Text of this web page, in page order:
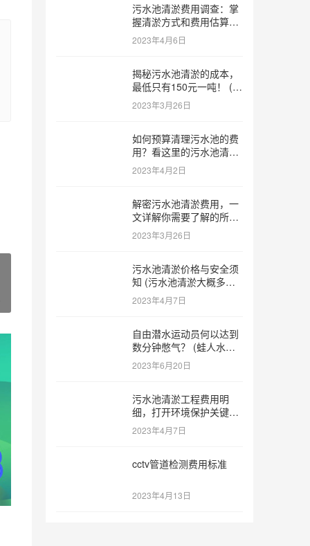
污水池清淤费用调查：掌
握清淤方式和费用估算技
巧 (污水池清淤多少钱一
方米)
2023年4月6日
揭秘污水池清淤的成本，
最低只有150元一吨！ (污
水池清淤一米多少钱一吨)
2023年3月26日
如何预算清理污水池的费
用？看这里的污水池清淤
工程报价表范本！ (污水
池清淤工程报价表范本)
2023年4月2日
解密污水池清淤费用，一
文详解你需要了解的所有
因素 (污水池清淤一米多
少钱)
2023年3月26日
污水池清淤价格与安全须
知 (污水池清淤大概多少
一方)
2023年4月7日
自由潜水运动员何以达到
数分钟憋气？ (蛙人水下
憋气最长多久)
2023年6月20日
污水池清淤工程费用明
细，打开环境保护关键之
门 (污水池清淤工程报价
明细)
2023年4月7日
cctv管道检测费用标准
2023年4月13日